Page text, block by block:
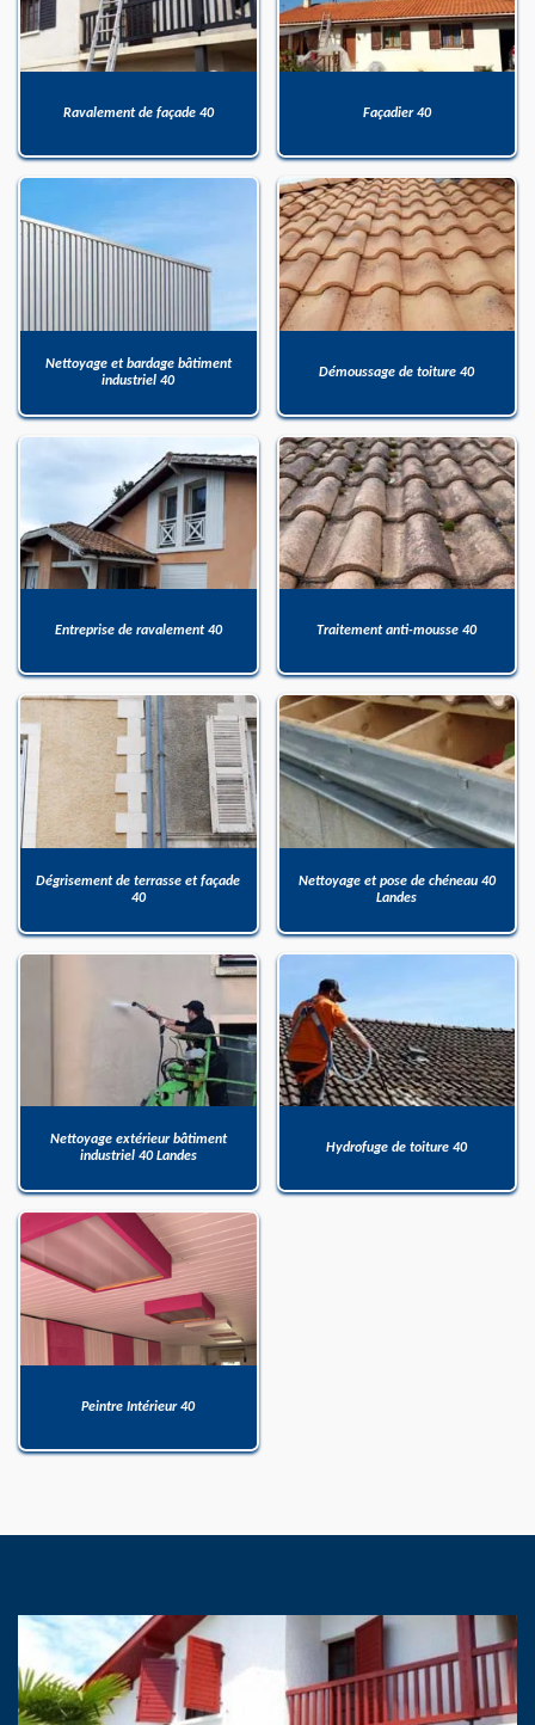
Ravalement de façade 40 Façadier 40
Nettoyage et bardage bâtiment
industriel 40
Démoussage de toiture 40
Entreprise de ravalement 40 Traitement anti-mousse 40
Dégrisement de terrasse et façade
40
Nettoyage et pose de chéneau 40
Landes
Nettoyage extérieur bâtiment
industriel 40 Landes
Hydrofuge de toiture 40
Peintre Intérieur 40